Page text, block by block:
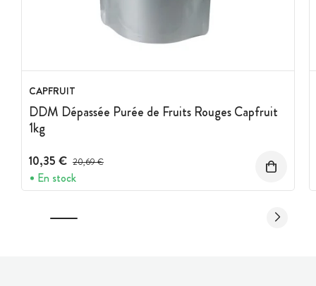
CAPFRUIT
DDM Dépassée Purée de Fruits Rouges Capfruit
1kg
10,35 € Prix avant réduction :
20,69 €
En stock